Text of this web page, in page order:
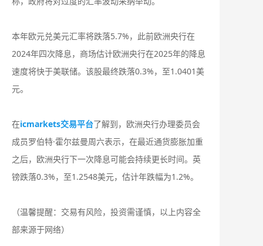
本年欧元兑美元汇率将跌落5.7%，此前欧洲央行在
2024年四次降息，商场估计欧洲央行在2025年的降息
速度将快于美联储。该股最终跌落0.3%，至1.0401美
元。
在icmarkets交易平台了解到，欧洲央行办理委员会
成员罗伯特·霍尔兹曼周六表示，在最近通货膨胀加重
之后，欧洲央行下一次降息可能会持续更长时间。英
镑跌落0.3%，至1.2548美元，估计年跌幅为1.2%。
（温馨提醒：交易有风险，投资需谨慎，以上内容全
部来源于网络）